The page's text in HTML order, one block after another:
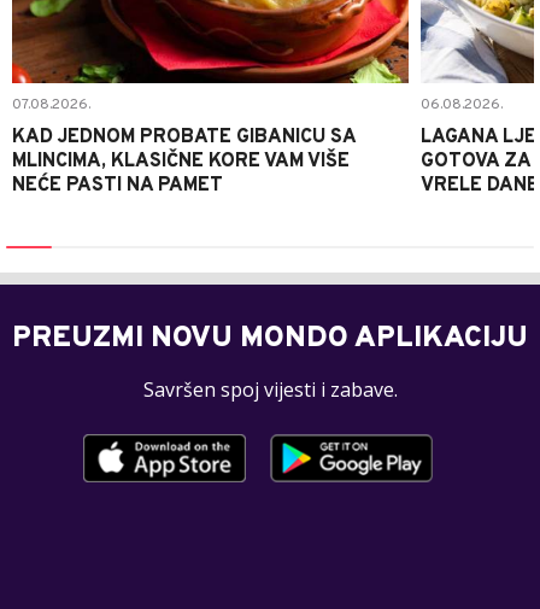
07.08.2026.
KAD JEDNOM PROBATE GIBANICU SA
MLINCIMA, KLASIČNE KORE VAM VIŠE
NEĆE PASTI NA PAMET
06.08.2026.
LAGANA
GOTOVA ZA
VRELE DANE
PREUZMI NOVU MONDO APLIKACIJU
Savršen spoj vijesti i zabave.